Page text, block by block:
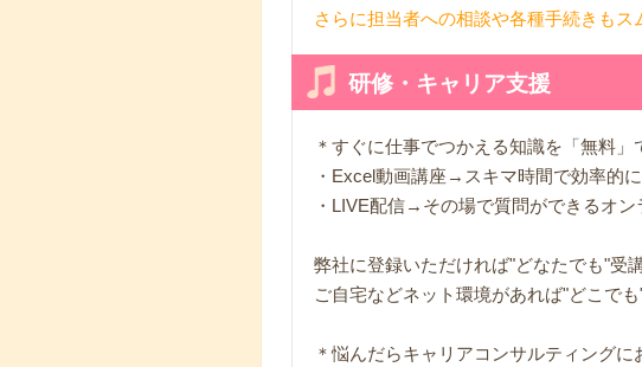
さらに担当者への相談や各種手続きも
研修・キャリア支援
＊すぐに仕事でつかえる知識を「無料」
・Excel動画講座→スキマ時間で効率的
・LIVE配信→その場で質問ができるオン
弊社に登録いただければ"どなたでも"受
ご自宅などネット環境があれば"どこで
＊悩んだらキャリアコンサルティングに